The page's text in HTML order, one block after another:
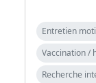
Entretien
Vaccination /
Recherche